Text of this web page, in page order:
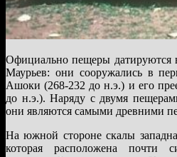
Официально пещеры датируются
Маурьев: они сооружались в
Ашоки (268-232 до н.э.) и его
до н.э.). Наряду с двумя
они являются самыми древними
На южной стороне скалы
которая расположена почти